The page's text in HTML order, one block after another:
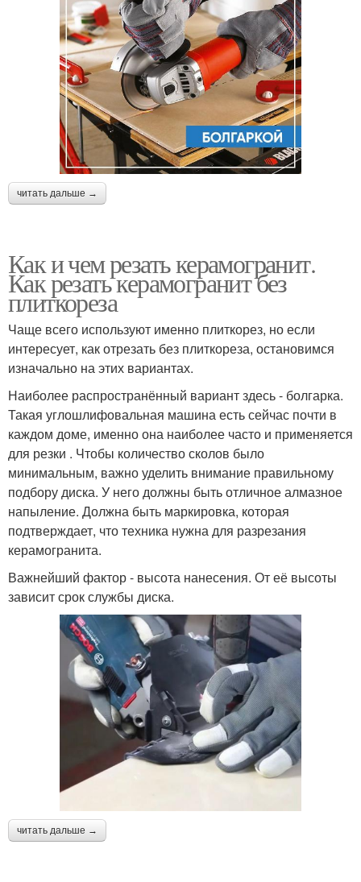
читать дальше →
Как и чем резать керамогранит.
Как резать керамогранит без
плиткореза
Чаще всего используют именно плиткорез, но если
интересует, как отрезать без плиткореза, остановимся
изначально на этих вариантах.
Наиболее распространённый вариант здесь - болгарка.
Такая углошлифовальная машина есть сейчас почти в
каждом доме, именно она наиболее часто и применяется
для резки . Чтобы количество сколов было
минимальным, важно уделить внимание правильному
подбору диска. У него должны быть отличное алмазное
напыление. Должна быть маркировка, которая
подтверждает, что техника нужна для разрезания
керамогранита.
Важнейший фактор - высота нанесения. От её высоты
зависит срок службы диска.
читать дальше →